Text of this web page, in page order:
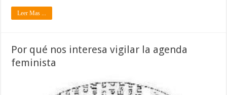
Leer Mas ...
Por qué nos interesa vigilar la agenda
feminista